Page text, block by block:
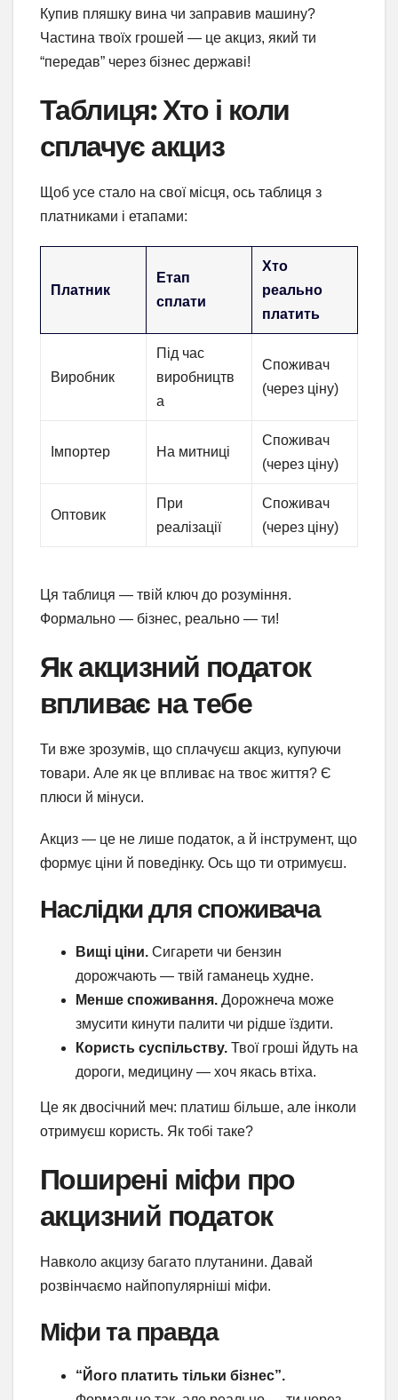
Купив пляшку вина чи заправив машину?
Частина твоїх грошей — це акциз, який ти
“передав” через бізнес державі!
Таблиця: Хто і коли
сплачує акциз
Щоб усе стало на свої місця, ось таблиця з
платниками і етапами:
Платник
Етап
сплати
Хто
реально
платить
Виробник
Під час
виробництв
а
Споживач
(через ціну)
Імпортер На митниці
Споживач
(через ціну)
Оптовик
При
реалізації
Споживач
(через ціну)
Ця таблиця — твій ключ до розуміння.
Формально — бізнес, реально — ти!
Як акцизний податок
впливає на тебе
Ти вже зрозумів, що сплачуєш акциз, купуючи
товари. Але як це впливає на твоє життя? Є
плюси й мінуси.
Акциз — це не лише податок, а й інструмент, що
формує ціни й поведінку. Ось що ти отримуєш.
Наслідки для споживача
Вищі ціни. Сигарети чи бензин
дорожчають — твій гаманець худне.
Менше споживання. Дорожнеча може
змусити кинути палити чи рідше їздити.
Користь суспільству. Твої гроші йдуть на
дороги, медицину — хоч якась втіха.
Це як двосічний меч: платиш більше, але інколи
отримуєш користь. Як тобі таке?
Поширені міфи про
акцизний податок
Навколо акцизу багато плутанини. Давай
розвінчаємо найпопулярніші міфи.
Міфи та правда
“Його платить тільки бізнес”.